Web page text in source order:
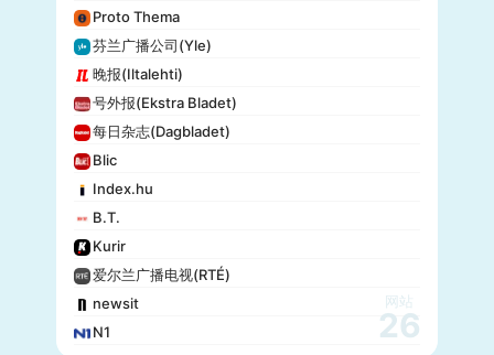
Proto Thema
芬兰广播公司(Yle)
晚报(Iltalehti)
号外报(Ekstra Bladet)
每日杂志(Dagbladet)
Blic
Index.hu
B.T.
Kurir
爱尔兰广播电视(RTÉ)
newsit
N1
网站
26